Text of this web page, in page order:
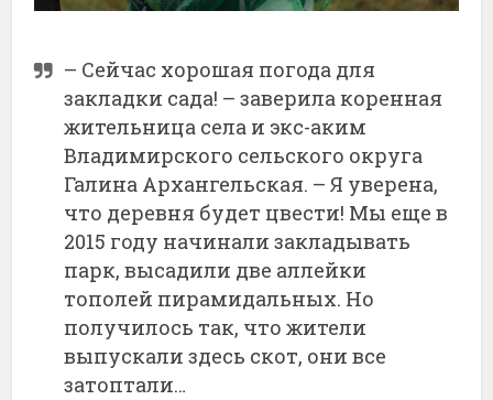
– Сейчас хорошая погода для
закладки сада! – заверила коренная
жительница села и экс-аким
Владимирского сельского округа
Галина Архангельская. – Я уверена,
что деревня будет цвести! Мы еще в
2015 году начинали закладывать
парк, высадили две аллейки
тополей пирамидальных. Но
получилось так, что жители
выпускали здесь скот, они все
затоптали…